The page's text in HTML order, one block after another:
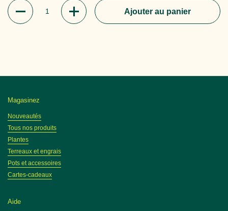
Quantité
Ajouter au panier
Magasinez
Nouveautés
Tous nos produits
Plantes
Terreaux et engrais
Pots et accessoires
Cartes-cadeaux
Aide